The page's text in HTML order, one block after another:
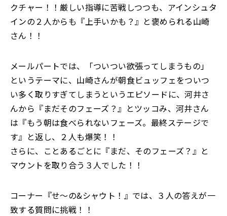
クチャー！！厳しい指導に苦戦しつつも、アインシュタ
インの２人からも『上手いかも？』と褒められる山崎
さん！！
メールパートでは、「ついつい欲張ってしまうもの」
というテーマに、山崎さんが朝食ビュッフェをついつ
い多く取りすぎてしまうというエピソードに、河井さ
んから『まだそのフェーズ？』とツッコみ、河井さん
は『もう朝は食べられないフェーズ。最終ステージで
す』と返し、２人も爆笑！！
さらに、ことあるごとに『まだ、そのフェーズ？』と
マウントを取り合う３人でした！！
コーナー『せ〜の&シャウト！』では、３人の答えが一
致する質問に挑戦！！